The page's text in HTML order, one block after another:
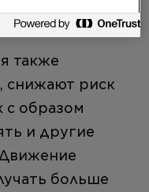
также
снижают риск
с образом
и другие
больше